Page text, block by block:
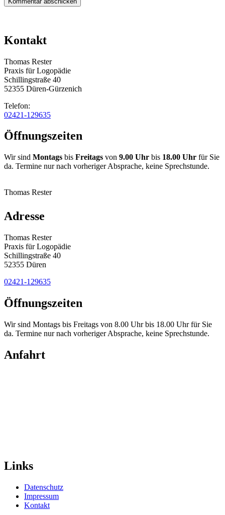
Kontakt
Thomas Rester
Praxis für Logopädie
Schillingstraße 40
52355 Düren-Gürzenich
Telefon:
02421-129635
Öffnungszeiten
Wir sind Montags bis Freitags von 9.00 Uhr bis 18.00 Uhr für Sie
da. Termine nur nach vorheriger Absprache, keine Sprechstunde.
Thomas Rester
Adresse
Thomas Rester
Praxis für Logopädie
Schillingstraße 40
52355 Düren
02421-129635
Öffnungszeiten
Wir sind Montags bis Freitags von 8.00 Uhr bis 18.00 Uhr für Sie
da. Termine nur nach vorheriger Absprache, keine Sprechstunde.
Anfahrt
Links
Datenschutz
Impressum
Kontakt